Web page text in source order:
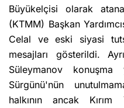
Büyükelçisi olarak
(KTMM) Başkan
Celal ve eski siyasi
mesajları gösterildi.
Süleymanov konuşma
Sürgünü'nün
halkının ancak Kırım